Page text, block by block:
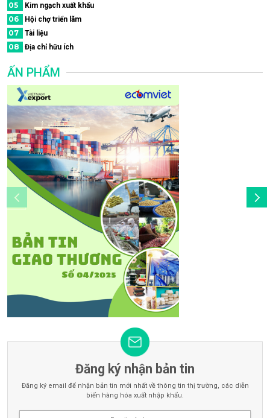
05 Kim ngạch xuất khẩu
06 Hội chợ triển lãm
07 Tài liệu
08 Địa chỉ hữu ích
ẤN PHẨM
Đăng ký nhận bản tin
Đăng ký email để nhận bản tin mới nhất về thông tin thị trường, các diễn
biến hàng hóa xuất nhập khẩu.